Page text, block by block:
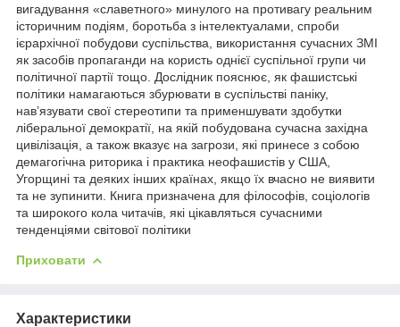
вигадування «славетного» минулого на противагу реальним
історичним подіям, боротьба з інтелектуалами, спроби
ієрархічної побудови суспільства, використання сучасних ЗМІ
як засобів пропаганди на користь однієї суспільної групи чи
політичної партії тощо. Дослідник пояснює, як фашистські
політики намагаються збурювати в суспільстві паніку,
нав’язувати свої стереотипи та применшувати здобутки
ліберальної демократії, на якій побудована сучасна західна
цивілізація, а також вказує на загрози, які принесе з собою
демагогічна риторика і практика неофашистів у США,
Угорщині та деяких інших країнах, якщо їх вчасно не виявити
та не зупинити. Книга призначена для філософів, соціологів
та широкого кола читачів, які цікавляться сучасними
тенденціями світової політики
Приховати
Характеристики